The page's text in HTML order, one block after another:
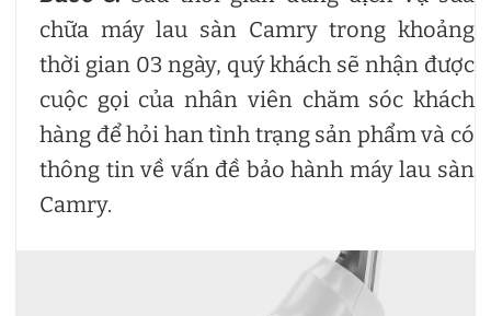
chữa máy lau sàn Camry trong khoảng
thời gian 03 ngày, quý khách sẽ nhận được
cuộc gọi của nhân viên chăm sóc khách
hàng để hỏi han tình trạng sản phẩm và có
thông tin về vấn đề bảo hành máy lau sàn
Camry.